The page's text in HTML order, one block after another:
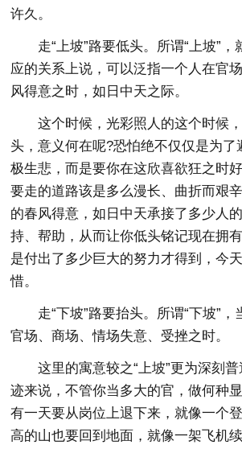
许久。
走“上坡”路要低头。所谓“上坡”，
应的关系上说，可以泛指一个人在官
风得意之时，如日中天之际。
这个时候，光彩照人的这个时候
头，意义何在呢?恐怕绝不仅仅是为了
极生悲，而是要你在这欣喜欲狂之时
要走的道路该是多么漫长、曲折而艰
的春风得意，如日中天承接了多少人
持、帮助，从而让你低头铭记现在拥
是付出了多少巨大的努力才得到，今
惜。
走“下坡”路要抬头。所谓“下坡”
官场、商场、情场失意、受挫之时。
这里的寓意较之“上坡”更为深刻
迹来说，不管你当多大的官，做何种
有一天要从岗位上退下来，就像一个
高的山也要回到地面，就像一架飞机